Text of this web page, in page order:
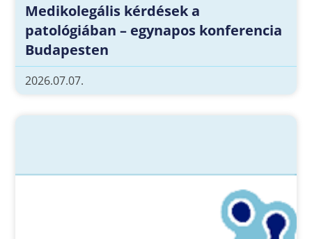
Medikolegális kérdések a
patológiában – egynapos konferencia
Budapesten
2026.07.07.